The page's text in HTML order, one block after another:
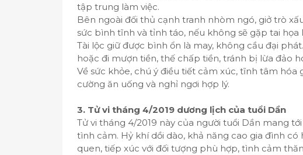
tập trung làm việc.
Bên ngoài đối thủ cạnh tranh nhòm ngó, giở trò
sức bình tĩnh và tỉnh táo, nếu không sẽ gặp tai họa
Tài lộc giữ được bình ổn là may, không cầu đại
hoặc đi mượn tiền, thế chấp tiền, tránh bị lừa đảo
Về sức khỏe, chú ý điều tiết cảm xúc, tĩnh tâm hóa
cường ăn uống và nghỉ ngơi hợp lý.
3. Tử vi tháng 4/2019 dương lịch của tuổi Dần
Tử vi tháng 4/2019 này của người tuổi Dần mang
tình cảm. Hỷ khí dồi dào, khả năng cao gia đình
quen, tiếp xúc với đối tượng phù hợp, tình cảm